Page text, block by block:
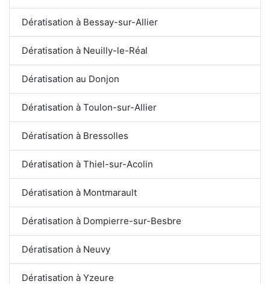
Dératisation à Bessay-sur-Allier
Dératisation à Neuilly-le-Réal
Dératisation au Donjon
Dératisation à Toulon-sur-Allier
Dératisation à Bressolles
Dératisation à Thiel-sur-Acolin
Dératisation à Montmarault
Dératisation à Dompierre-sur-Besbre
Dératisation à Neuvy
Dératisation à Yzeure